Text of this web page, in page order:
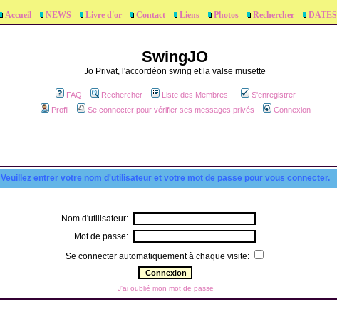
Accueil NEWS Livre d'or Contact Liens Photos Rechercher DATES
SwingJO
Jo Privat, l'accordéon swing et la valse musette
FAQ Rechercher Liste des Membres
S'enregistrer
Profil
Se connecter pour vérifier ses messages privés Connexion
Veuillez entrer votre nom d'utilisateur et votre mot de passe pour vous connecter.
Nom d'utilisateur:
Mot de passe:
Se connecter automatiquement à chaque visite:
J'ai oublié mon mot de passe